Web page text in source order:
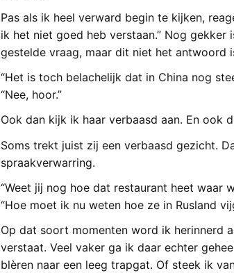
Pas als ik heel verward begin te kijken,
ik het niet goed heb verstaan.” Nog gekker
gestelde vraag, maar dit niet het antwoord
“Het is toch belachelijk dat in China nog
“Nee, hoor.”
Ook dan kijk ik haar verbaasd aan. En ook
Soms trekt juist zij een verbaasd gezicht.
spraakverwarring.
“Weet jij nog hoe dat restaurant heet waar
“Hoe moet ik nu weten hoe ze in Rusland
Op dat soort momenten word ik herinnerd
verstaat. Veel vaker ga ik daar echter
blèren naar een leeg trapgat. Of steek ik